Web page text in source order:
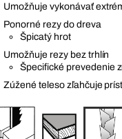
Umožňuje vykonávať
Ponorné rezy do dreva
Špicatý hrot
Umožňuje rezy bez trhlín
Špecifické prevedenie
Zúžené teleso zľahčuje